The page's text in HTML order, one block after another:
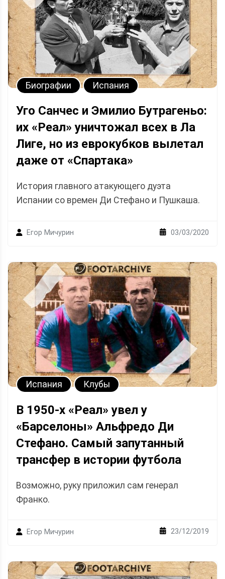
Биографии Испания
Уго Санчес и Эмилио Бутрагеньо:
их «Реал» уничтожал всех в Ла
Лиге, но из еврокубков вылетал
даже от «Спартака»
История главного атакующего дуэта
Испании со времен Ди Стефано и Пушкаша.
Егор Мичурин 03/03/2020
Испания Клубы
В 1950-х «Реал» увел у
«Барселоны» Альфредо Ди
Стефано. Самый запутанный
трансфер в истории футбола
Возможно, руку приложил сам генерал
Франко.
Егор Мичурин 23/12/2019